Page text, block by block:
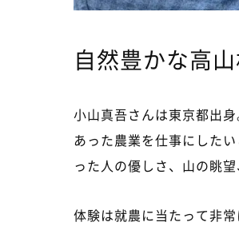
自然豊かな高
小山真吾さんは東京都出
あった農業を仕事にした
った人の優しさ、山の眺
体験は就農に当たって非